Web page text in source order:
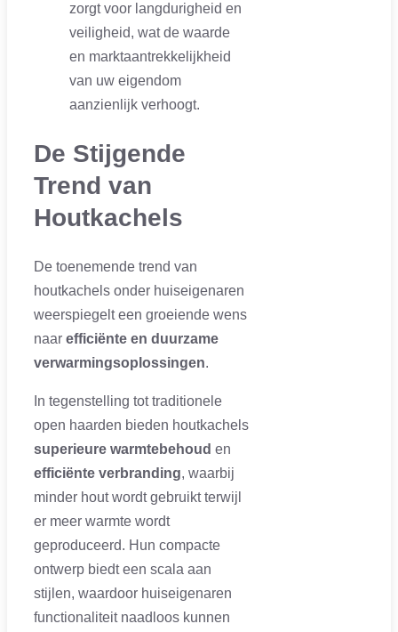
zorgt voor langdurigheid en
veiligheid, wat de waarde
en marktaantrekkelijkheid
van uw eigendom
aanzienlijk verhoogt.
De Stijgende
Trend van
Houtkachels
De toenemende trend van
houtkachels onder huiseigenaren
weerspiegelt een groeiende wens
naar efficiënte en duurzame
verwarmingsoplossingen.
In tegenstelling tot traditionele
open haarden bieden houtkachels
superieure warmtebehoud en
efficiënte verbranding, waarbij
minder hout wordt gebruikt terwijl
er meer warmte wordt
geproduceerd. Hun compacte
ontwerp biedt een scala aan
stijlen, waardoor huiseigenaren
functionaliteit naadloos kunnen